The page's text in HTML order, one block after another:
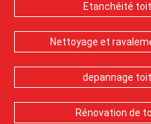
Etanchéité
Nettoyage et
depannage
Rénovation de